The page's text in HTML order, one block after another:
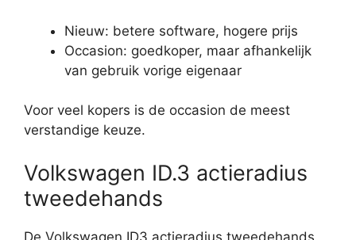
Nieuw: betere software, hogere prijs
Occasion: goedkoper, maar afhankelijk
van gebruik vorige eigenaar
Voor veel kopers is de occasion de meest
verstandige keuze.
Volkswagen ID.3 actieradius
tweedehands
De Volkswagen ID3 actieradius tweedehands